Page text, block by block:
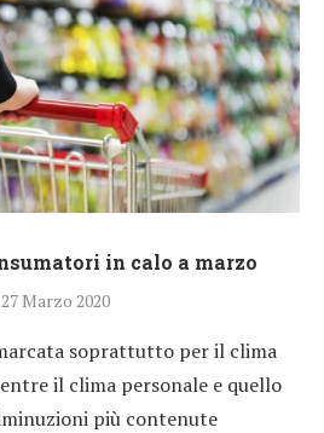
in calo a marzo
27 Marzo 2020
soprattutto per il clima
il clima personale e quello
più contenute